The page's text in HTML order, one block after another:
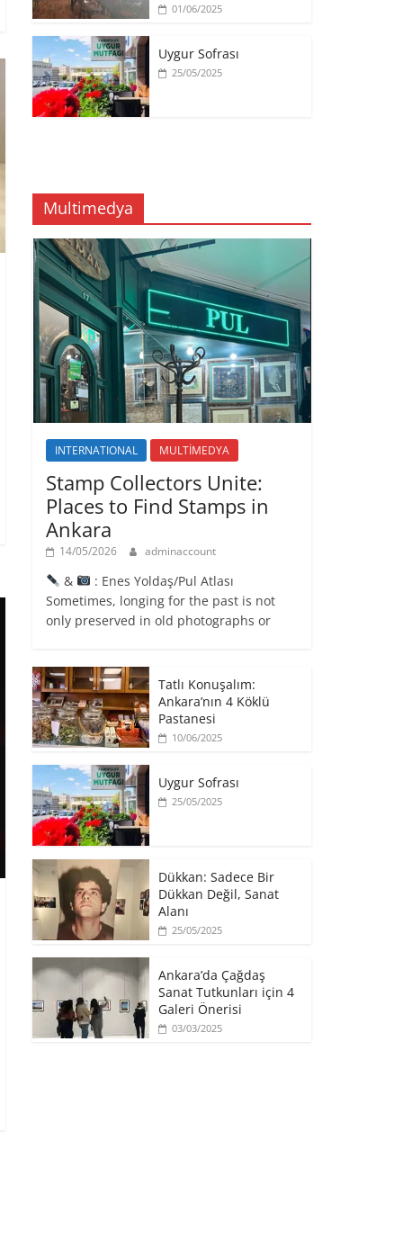
01/06/2025
Uygur Sofrası
25/05/2025
Multimedya
INTERNATIONAL MULTİMEDYA
Stamp Collectors Unite:
Places to Find Stamps in
Ankara
14/05/2026 adminaccount
&
: Enes Yoldaş/Pul Atlası
Sometimes, longing for the past is not
only preserved in old photographs or
Tatlı Konuşalım:
Ankara’nın 4 Köklü
Pastanesi
10/06/2025
Uygur Sofrası
25/05/2025
​Dükkan: Sadece Bir
Dükkan Değil, Sanat
Alanı
25/05/2025
Ankara’da Çağdaş
Sanat Tutkunları için 4
Galeri Önerisi
03/03/2025